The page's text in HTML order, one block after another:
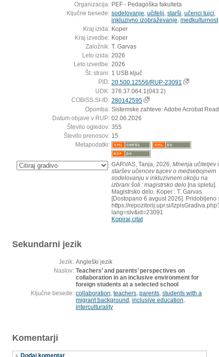
Organizacija: PEF - Pedagoška fakulteta
Ključne besede: sodelovanje učitelji starši učenci tujci
inkluzivno izobraževanje medkulturnost
Kraj izida: Koper
Kraj izvedbe: Koper
Založnik: T. Garvas
Leto izida: 2026
Leto izvedbe: 2026
Št. strani: 1 USB ključ
PID: 20.500.12556/RUP-23091
UDK: 376:37.064.1(043.2)
COBISS.SI-ID: 280142595
Opomba: Sistemske zahteve: Adobe Acrobat
Datum objave v RUP: 02.06.2026
Število ogledov: 355
Število prenosov: 15
Metapodatki:
: GARVAS, Tanja, 2026, Mnenja učiteljev
staršev učencev tujcev o medsebojnem
sodelovanju v inkluzivnem okolju na
izbrani šoli : magistrsko delo [na spletu].
Magistrsko delo. Koper : T. Garvas.
[Dostopano 6 avgust 2026]. Pridobljeno
https://repozitorij.upr.si/
lang=slv&id=23091
Kopiraj citat
Sekundarni jezik
Jezik: Angleški jezik
Naslov: Teachers’ and parents’ perspectives on
collaboration in an inclusive environment for
foreign students at a selected school
Ključne besede: collaboration, teachers, parents, students with a
migrant background , inclusive education,
interculturality
Komentarji